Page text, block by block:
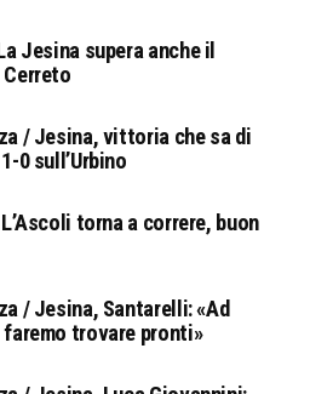
Jesina supera anche il
Cerreto
/ Jesina, vittoria che sa di
0 sull’Urbino
torna a correre, buon
/ Jesina, Santarelli: «Ad
faremo trovare pronti»